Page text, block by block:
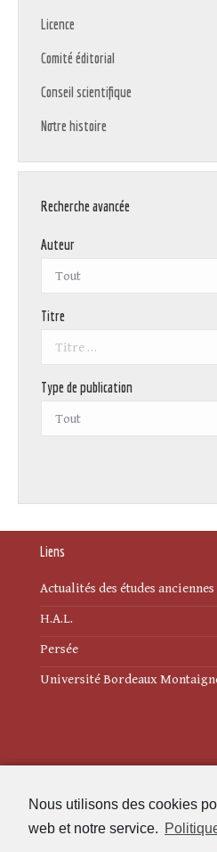
Nous utilisons des cookies
web et notre service.
Licence
Comité éditorial
Conseil scientifique
Notre histoire
Recherche avancée
Auteur
Titre
Type de publication
Liens
Actualités des études anciennes
H.A.L.
Persée
Université Bordeaux
Politique de cookies (UE)